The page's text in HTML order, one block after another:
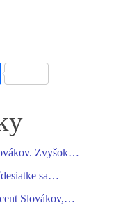
S
re
Zvyšok…
sa…
Slovákov,…